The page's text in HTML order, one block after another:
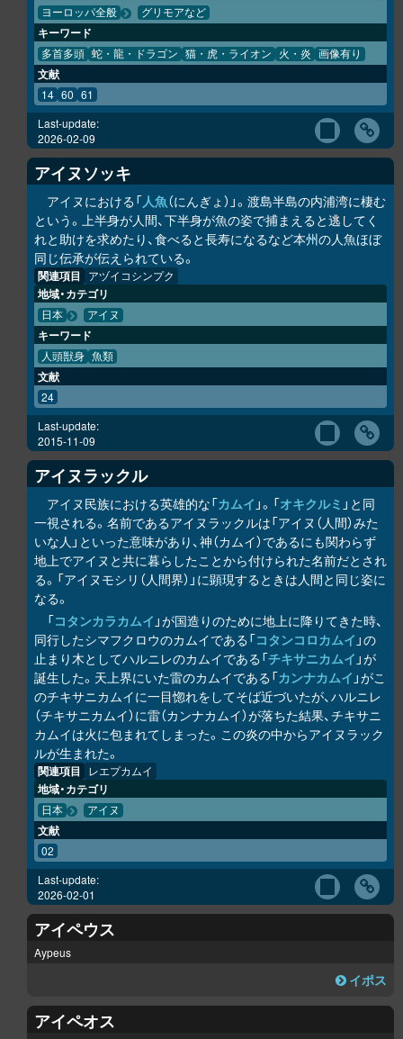
ヨーロッパ全般 グリモアなど
キーワード
多首多頭 蛇・龍・ドラゴン 猫・虎・ライオン 火・炎 画像有り
文献
14 60 61
Last-update:
2026-02-09
アイヌソッキ
アイヌにおける「人魚（にんぎょ）」。渡島半島の内浦湾に棲む
という。上半身が人間、下半身が魚の姿で捕まえると逃してく
れと助けを求めたり、食べると長寿になるなど本州の人魚ほぼ
同じ伝承が伝えられている。
関連項目 アヅイコシンプク
地域・カテゴリ
日本 アイヌ
キーワード
人頭獣身 魚類
文献
24
Last-update:
2015-11-09
アイヌラックル
アイヌ民族における英雄的な「カムイ 」。「オキクルミ 」と同
一視される。名前であるアイヌラックルは「アイヌ（人間）みた
いな人」といった意味があり、神（カムイ）であるにも関わらず
地上でアイヌと共に暮らしたことから付けられた名前だとされ
る。「アイヌモシ リ （人間界）」に顕現するときは人間と同じ姿に
なる。
「コタンカラ カムイ 」が国造りのために地上に降りてきた時、
同行したシマフクロウのカムイである「コタンコ ロ カムイ 」の
止まり木としてハルニレのカムイである「チキサニカムイ 」が
誕生した。天上界にいた雷のカムイである「カンナカムイ 」がこ
のチキサニカムイに一目惚れをしてそば近づいたが、ハルニレ
（チキサニカムイ）に雷（カンナカムイ）が落ちた結果、チキサニ
カムイは火に包まれてしまった。この炎の中からアイヌラック
ルが生まれた。
関連項目 レエプカムイ
地域・カテゴリ
日本 アイヌ
文献
02
Last-update:
2026-02-01
アイペウス
Aypeus
イポス
アイペオス